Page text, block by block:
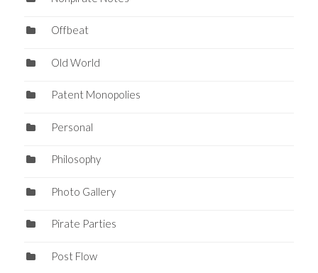
Offbeat
Old World
Patent Monopolies
Personal
Philosophy
Photo Gallery
Pirate Parties
Post Flow